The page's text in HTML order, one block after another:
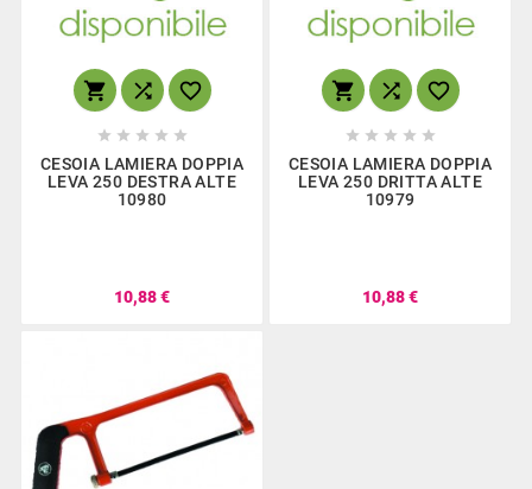
  
    
CESOIA LAMIERA DOPPIA
LEVA 250 DESTRA ALTE
10980
10,88 €
  
    
CESOIA LAMIERA DOPPIA
LEVA 250 DRITTA ALTE
10979
10,88 €